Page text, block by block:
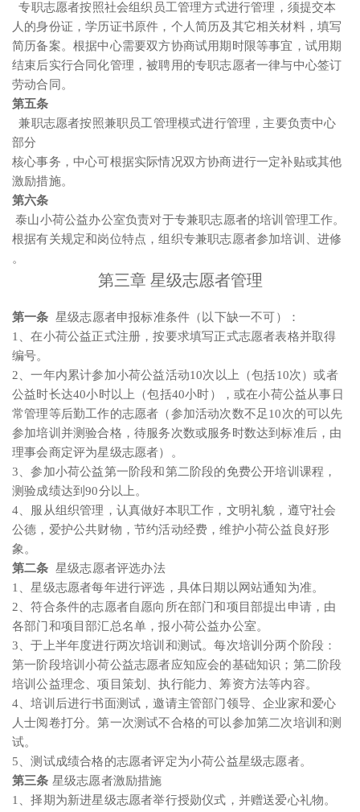
专职志愿者按照社会组织员工管理方式进行管理，须提交本
人的身份证，学历证书原件，个人简历及其它相关材料，填写
简历备案。根据中心需要双方协商试用期时限等事宜，试用期
结束后实行合同化管理，被聘用的专职志愿者一律与中心签订
劳动合同。
第五条
兼职志愿者按照兼职员工管理模式进行管理，主要负责中心
部分
核心事务，中心可根据实际情况双方协商进行一定补贴或其他
激励措施。
第六条
泰山小荷公益办公室负责对于专兼职志愿者的培训管理工作。
根据有关规定和岗位特点，组织专兼职志愿者参加培训、进修
。
第三章 星级志愿者管理
第一条 星级志愿者申报标准条件（以下缺一不可）：
1、在小荷公益正式注册，按要求填写正式志愿者表格并取得
编号。
2、一年内累计参加小荷公益活动10次以上（包括10次）或者
公益时长达40小时以上（包括40小时），或在小荷公益从事日
常管理等后勤工作的志愿者（参加活动次数不足10次的可以先
参加培训并测验合格，待服务次数或服务时数达到标准后，由
理事会商定评为星级志愿者）。
3、参加小荷公益第一阶段和第二阶段的免费公开培训课程，
测验成绩达到90分以上。
4、服从组织管理，认真做好本职工作，文明礼貌，遵守社会
公德，爱护公共财物，节约活动经费，维护小荷公益良好形
象。
第二条 星级志愿者评选办法
1、星级志愿者每年进行评选，具体日期以网站通知为准。
2、符合条件的志愿者自愿向所在部门和项目部提出申请，由
各部门和项目部汇总名单，报小荷公益办公室。
3、于上半年度进行两次培训和测试。每次培训分两个阶段：
第一阶段培训小荷公益志愿者应知应会的基础知识；第二阶段
培训公益理念、项目策划、执行能力、筹资方法等内容。
4、培训后进行书面测试，邀请主管部门领导、企业家和爱心
人士阅卷打分。第一次测试不合格的可以参加第二次培训和测
试。
5、测试成绩合格的志愿者评定为小荷公益星级志愿者。
第三条 星级志愿者激励措施
1、择期为新进星级志愿者举行授勋仪式，并赠送爱心礼物。